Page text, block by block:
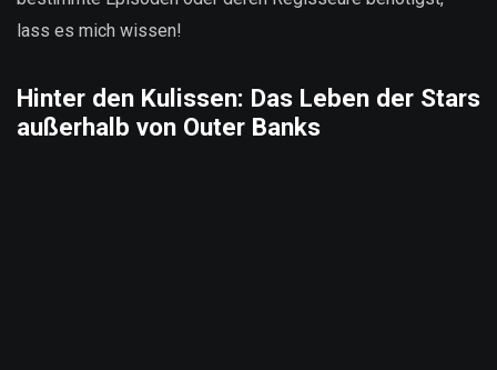
lass es mich wissen!
Hinter den Kulissen: Das Leben der Stars
außerhalb von Outer Banks